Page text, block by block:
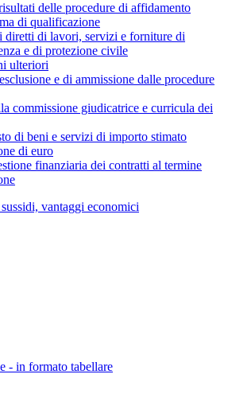
delle procedure di affidamento
di qualificazione
diretti di lavori, servizi e forniture di
e di protezione civile
ulteriori
e di ammissione dalle procedure
commissione giudicatrice e curricula dei
di beni e servizi di importo stimato
di euro
finanziaria dei contratti al termine
vantaggi economici
- in formato tabellare